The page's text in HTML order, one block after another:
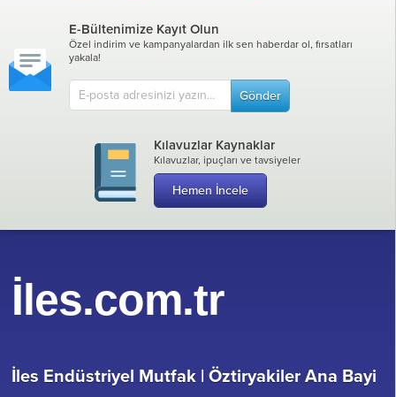
E-Bültenimize Kayıt Olun
Özel indirim ve kampanyalardan ilk sen haberdar ol, fırsatları
yakala!
Gönder
Kılavuzlar Kaynaklar
Kılavuzlar, ipuçları ve tavsiyeler
Hemen İncele
İles.com.tr
İles Endüstriyel Mutfak |Öztiryakiler Ana Bayi